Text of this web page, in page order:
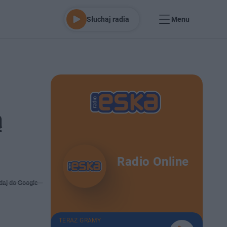
Słuchaj radia Menu
do Google
Radio Online
TERAZ GRAMY